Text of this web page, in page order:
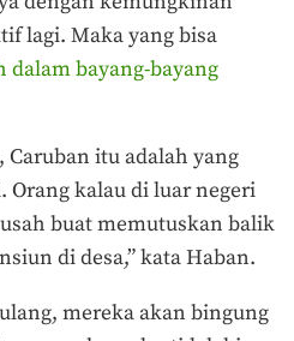
lagi. Maka yang bisa
dalam bayang-bayang
Caruban itu adalah yang
Orang kalau di luar negeri
buat memutuskan balik
di desa,” kata Haban.
mereka akan bingung